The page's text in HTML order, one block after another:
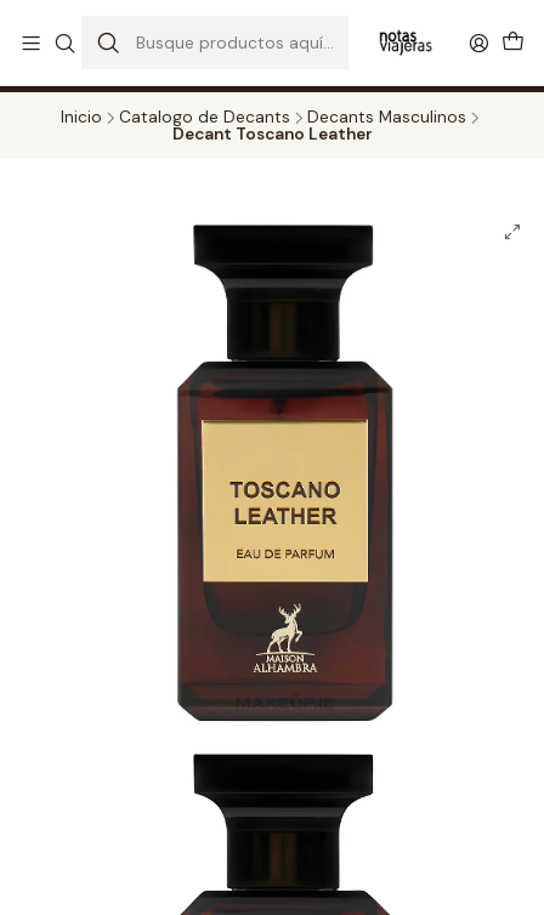
TODOS LOS DECANTS
Inicio Catalogo de Decants
Decants Masculinos
Decant Toscano Leather